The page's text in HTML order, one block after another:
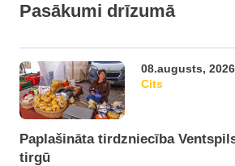
Pasākumi drīzumā
08.augusts, 2026
Cits
Paplašināta tirdzniecība
tirgū